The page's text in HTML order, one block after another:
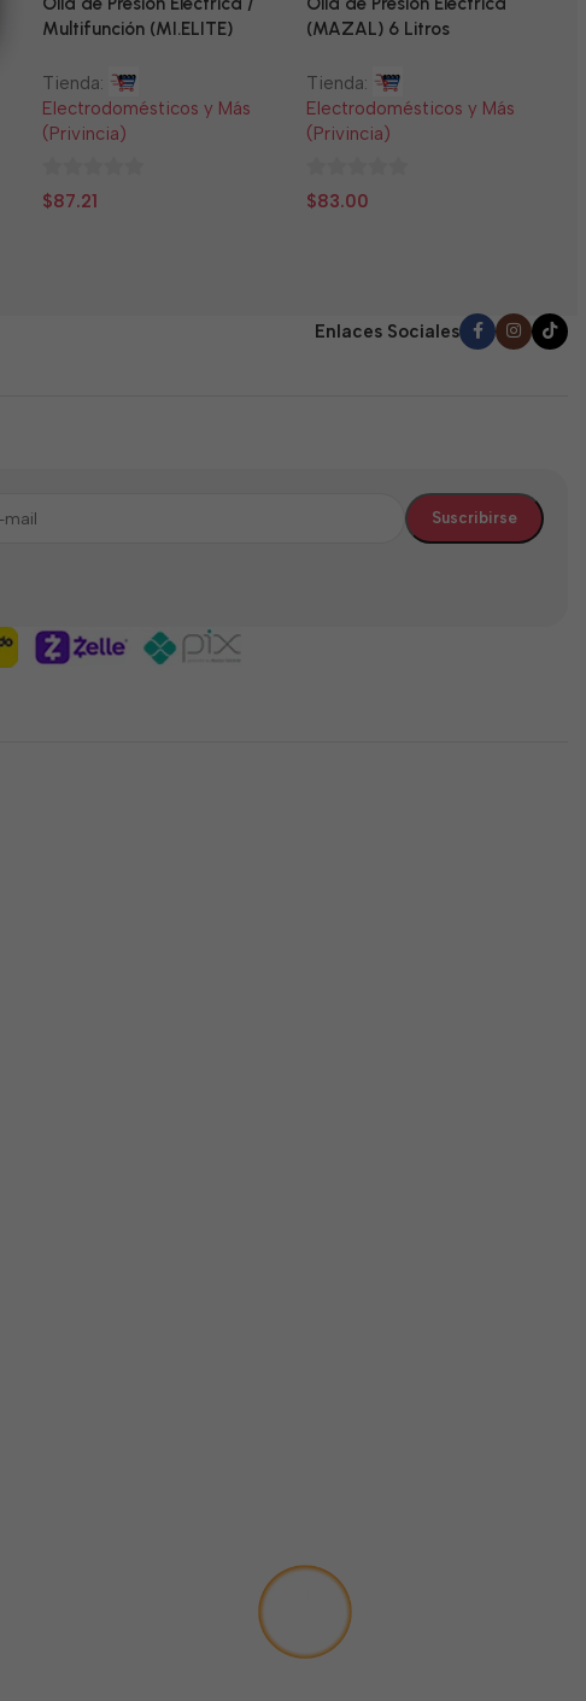
Multifunción (MI.ELITE)
Tienda:
Electrodomésticos y Más
(Privincia)
0
$87.21
(MAZAL) 6 Litros
Tienda:
Electrodomésticos y Más
(Privincia)
0
$83.00
Enlaces Sociales